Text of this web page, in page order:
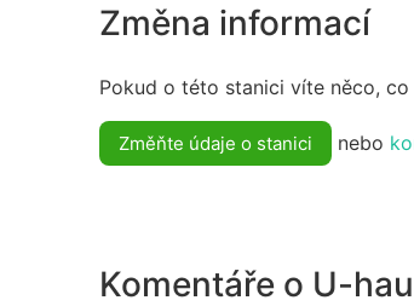
Změna informací
Pokud o této stanici víte něco,
Změňte údaje o stanici nebo
Komentáře o U-